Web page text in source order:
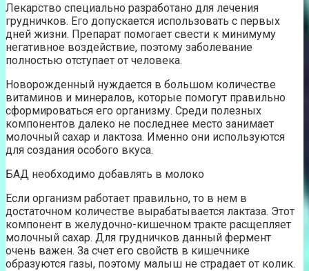
Лекарство специально разработано для лечения
грудничков. Его допускается использовать с первых
дней жизни. Препарат помогает свести к минимуму
негативное воздействие, поэтому заболевание
полностью отступает от человека.
Новорожденный нуждается в большом количестве
витаминов и минералов, которые помогут правильно
сформироваться его организму. Среди полезных
компонентов далеко не последнее место занимает
молочный сахар и лактоза. Именно они используются
для создания особого вкуса.
БАД необходимо добавлять в молоко
Если организм работает правильно, то в нем в
достаточном количестве вырабатывается лактаза. Этот
компонент в желудочно-кишечном тракте расщепляет
молочный сахар. Для грудничков данный фермент
очень важен. За счет его свойств в кишечнике
образуются газы, поэтому малыш не страдает от колик.